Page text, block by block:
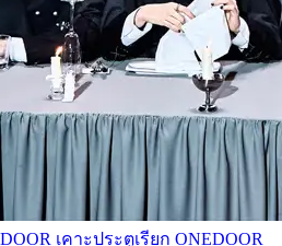
เคาะประตูเรียก ONEDOOR